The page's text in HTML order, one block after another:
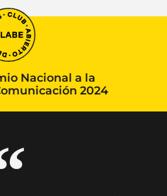
Nacional a la
2024